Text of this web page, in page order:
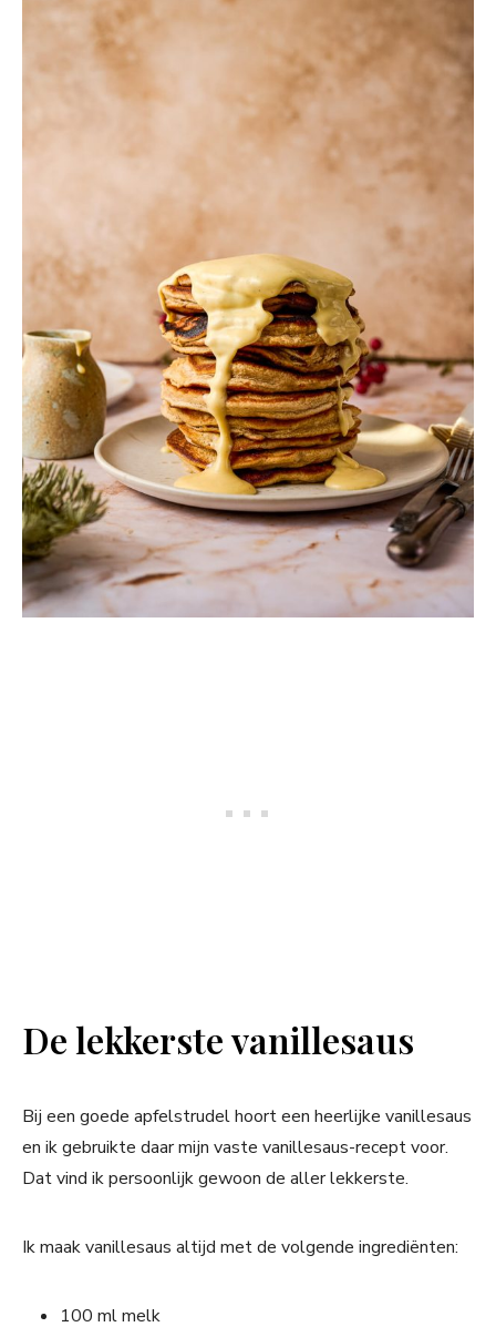
De lekkerste vanillesaus
Bij een goede apfelstrudel hoort een heerlijke vanillesaus
en ik gebruikte daar mijn vaste vanillesaus-recept voor.
Dat vind ik persoonlijk gewoon de aller lekkerste.
Ik maak vanillesaus altijd met de volgende ingrediënten:
100 ml melk